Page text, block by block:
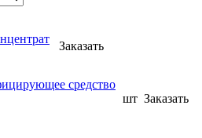
Заказать
средство
шт Заказать